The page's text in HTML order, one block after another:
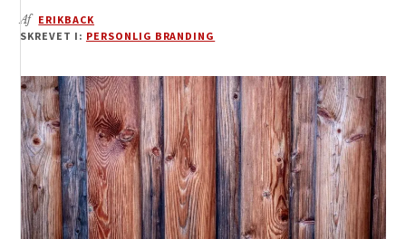
Af ERIKBACK
SKREVET I: PERSONLIG BRANDING